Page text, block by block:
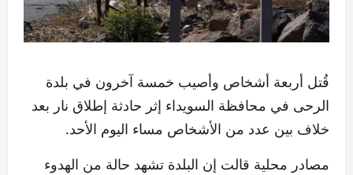
قُتل أربعة أشخاص وأصيب خمسة آخرون في بلدة
الرحى في محافظة السويداء إثر حادثة إطلاق نار بعد
خلاف بين عدد من الأشخاص مساء اليوم الأحد.
مصادر محلية قالت إن البلدة تشهد حالة من الهدوء